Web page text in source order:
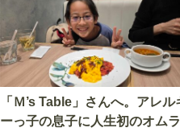
「Ｍ’s Table」さんへ。アレルギ
ーっ子の息子に人生初のオムラ